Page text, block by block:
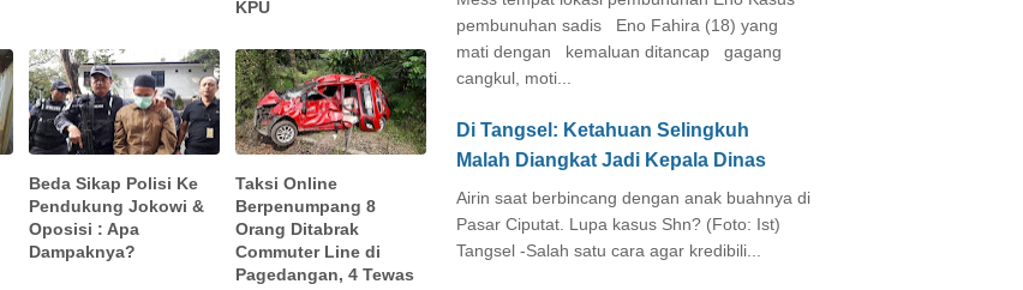
KPU
Beda Sikap Polisi Ke
Pendukung Jokowi &
Oposisi : Apa
Dampaknya?
Taksi Online
Berpenumpang 8
Orang Ditabrak
Commuter Line di
Pagedangan, 4 Tewas
pembunuhan sadis Eno Fahira (18) yang
mati dengan kemaluan ditancap gagang
cangkul, moti...
Di Tangsel: Ketahuan Selingkuh
Malah Diangkat Jadi Kepala Dinas
Airin saat berbincang dengan anak buahnya di
Pasar Ciputat. Lupa kasus Shn? (Foto: Ist)
Tangsel -Salah satu cara agar kredibili...